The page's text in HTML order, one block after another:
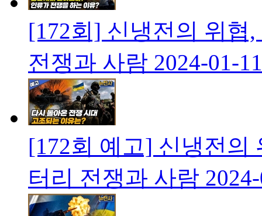
[172회] 신냉전의 위협
전쟁과 사람 2024-01-11
[172회 예고] 신냉전의
터리 전쟁과 사람